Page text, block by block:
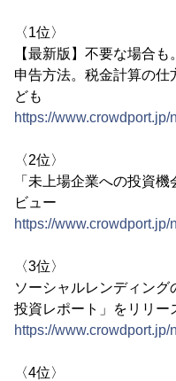
〈1位〉
【最新版】不要な場合
申告方法。税金計算の仕
ども
https://www.crowdport.jp/
〈2位〉
「未上場企業への投資
ビュー
https://www.crowdport.jp/
〈3位〉
ソーシャルレンディング
投資レポート」をリリー
https://www.crowdport.jp/
〈4位〉